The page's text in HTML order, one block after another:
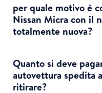
per quale motivo è
Nissan Micra con il
totalmente nuova?
Quanto si deve
autovettura spedita
ritirare?